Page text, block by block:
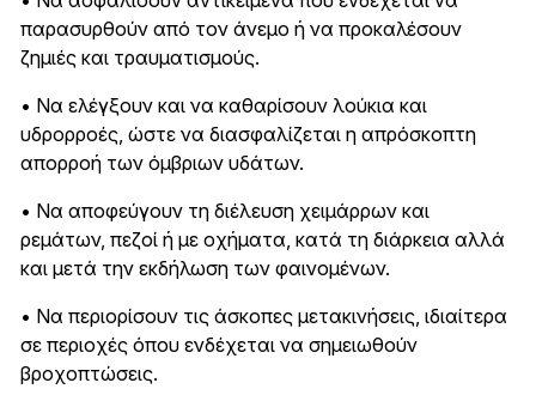
παρασυρθούν από τον άνεμο ή να προκαλέσουν
ζημιές και τραυματισμούς.
• Να ελέγξουν και να καθαρίσουν λούκια και
υδρορροές, ώστε να διασφαλίζεται η απρόσκοπτη
απορροή των όμβριων υδάτων.
• Να αποφεύγουν τη διέλευση χειμάρρων και
ρεμάτων, πεζοί ή με οχήματα, κατά τη διάρκεια αλλά
και μετά την εκδήλωση των φαινομένων.
• Να περιορίσουν τις άσκοπες μετακινήσεις, ιδιαίτερα
σε περιοχές όπου ενδέχεται να σημειωθούν
βροχοπτώσεις.